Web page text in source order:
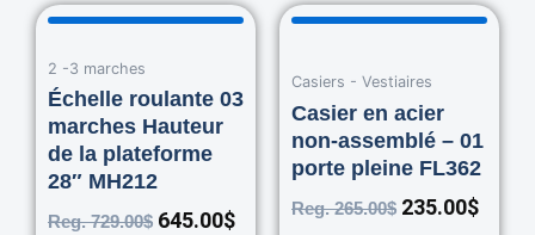
2 -3 marches
Échelle roulante 03
marches Hauteur
de la plateforme
28″ MH212
Reg.729.00$
Original
729.00$.
645.00$
Current
645.00$.
Casiers - Vestiaires
Casier en acier
non-assemblé – 01
porte pleine FL362
Reg.265.00$
Original
was:
265.00$.
235.00$